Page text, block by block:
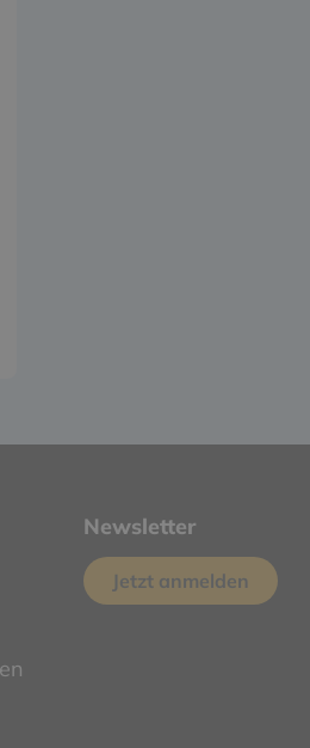
Newsletter
Jetzt anmelden